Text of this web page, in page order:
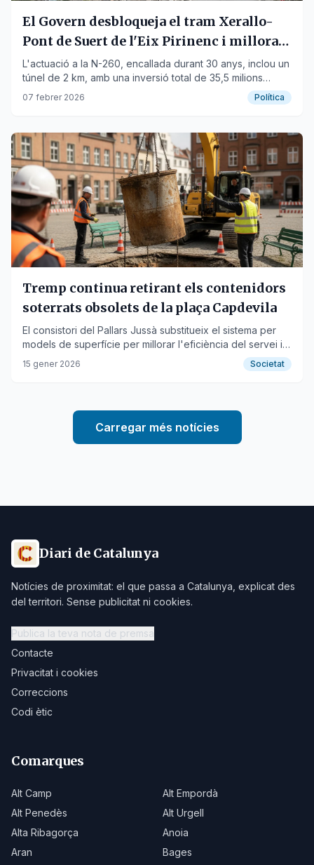
El Govern desbloqueja el tram Xerallo-
Pont de Suert de l'Eix Pirinenc i millorarà
Comiols
L'actuació a la N-260, encallada durant 30 anys, inclou un
túnel de 2 km, amb una inversió total de 35,5 milions
d'euros en diverses obres.
07 febrer 2026 Política
Tremp continua retirant els contenidors
soterrats obsolets de la plaça Capdevila
El consistori del Pallars Jussà substitueix el sistema per
models de superfície per millorar l'eficiència del servei i
evitar problemes de salubritat.
15 gener 2026 Societat
Carregar més notícies
Diari de Catalunya
Notícies de proximitat: el que passa a Catalunya, explicat des
del territori. Sense publicitat ni cookies.
Publica la teva nota de premsa
Contacte
Privacitat i cookies
Correccions
Codi ètic
Comarques
Alt Camp
Alt Empordà
Alt Penedès
Alt Urgell
Alta Ribagorça
Anoia
Aran
Bages